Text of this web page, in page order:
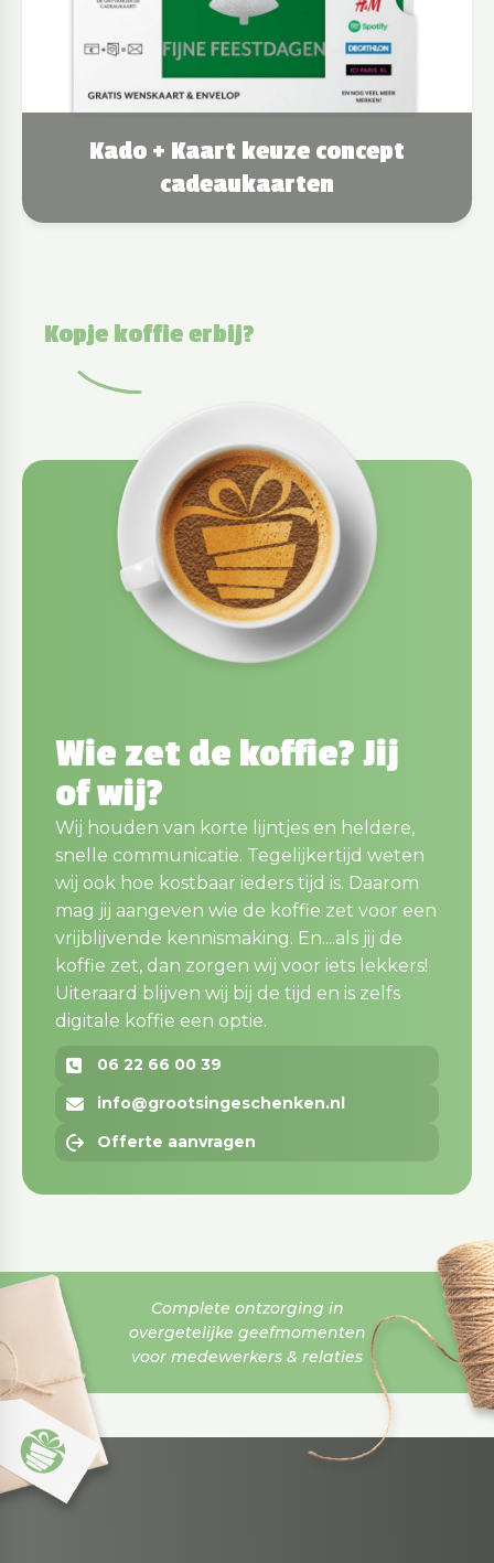
Kado + Kaart keuze concept
cadeaukaarten
Kopje koffie erbij?
Wie zet de koffie? Jij
of wij?
Wij houden van korte lijntjes en heldere,
snelle communicatie. Tegelijkertijd weten
wij ook hoe kostbaar ieders tijd is. Daarom
mag jij aangeven wie de koffie zet voor een
vrijblijvende kennismaking. En....als jij de
koffie zet, dan zorgen wij voor iets lekkers!
Uiteraard blijven wij bij de tijd en is zelfs
digitale koffie een optie.
06 22 66 00 39
info@grootsingeschenken.nl
Offerte aanvragen
Complete ontzorging in
overgetelijke geefmomenten
voor medewerkers & relaties